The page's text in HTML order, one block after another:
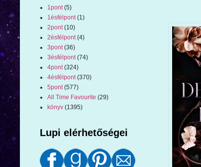
1pont (5)
1ésfélpont (1)
2pont (10)
2ésfélpont (4)
3pont (36)
3ésfélpont (74)
4pont (324)
4ésfélpont (370)
5pont (577)
All Time Favourite (29)
könyv (1395)
Lupi elérhetőségei